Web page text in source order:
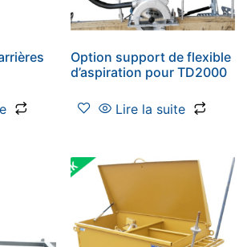
Option support de flexible
d’aspiration pour TD2000
Lire la suite